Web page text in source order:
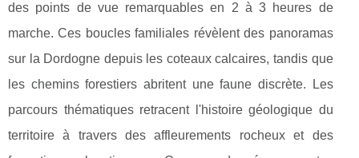
des points de vue remarquables en 2 à 3 heures de
marche. Ces boucles familiales révèlent des panoramas
sur la Dordogne depuis les coteaux calcaires, tandis que
les chemins forestiers abritent une faune discrète. Les
parcours thématiques retracent l'histoire géologique du
territoire à travers des affleurements rocheux et des